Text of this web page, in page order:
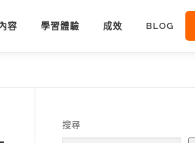
容 學習體驗 成效 BLOG
搜尋